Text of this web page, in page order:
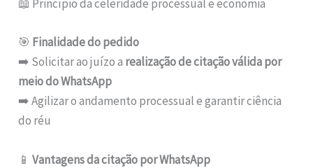
📖 Princípio da celeridade processual e economia
🎯 Finalidade do pedido
➡️ Solicitar ao juízo a realização de citação válida por
meio do WhatsApp
➡️ Agilizar o andamento processual e garantir ciência
do réu
📱Vantagens da citação por WhatsApp